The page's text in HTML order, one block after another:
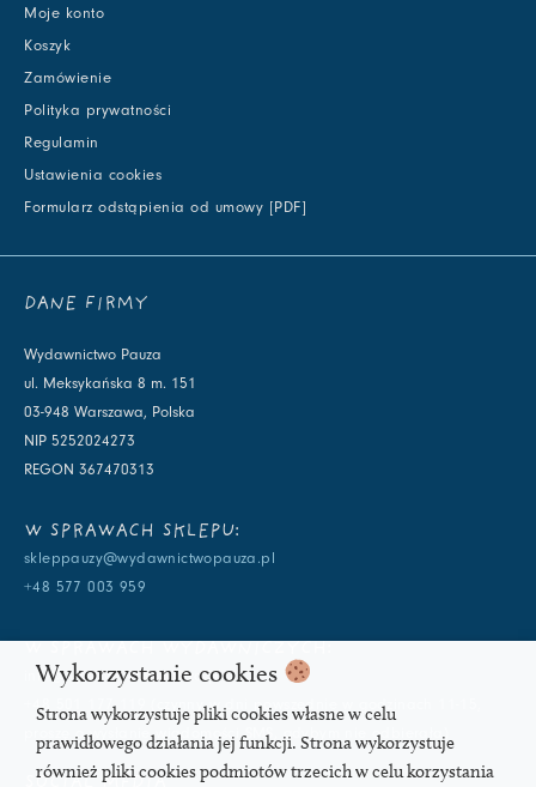
Moje konto
Koszyk
Zamówienie
Polityka prywatności
Regulamin
Ustawienia cookies
Formularz odstąpienia od umowy [PDF]
DANE FIRMY
Wydawnictwo Pauza
ul. Meksykańska 8 m. 151
03-948 Warszawa, Polska
NIP 5252024273
REGON 367470313
W SPRAWACH SKLEPU:
skleppauzy@wydawnictwopauza.pl
+48 577 003 959
info@wydawnictwopauza.pl
+48 501 177 119 (czynny w dni powszednie w godzinach 11-15,
proszę o wysłanie wiadomości SMS, gdybym nie odbierała)
SOCIAL MEDIA
Wykorzystanie cookies
Strona wykorzystuje pliki cookies własne w celu
prawidłowego działania jej funkcji. Strona wykorzystuje
również pliki cookies podmiotów trzecich w celu korzystania